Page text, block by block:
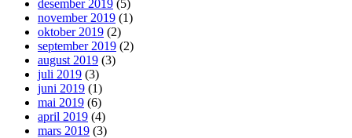
desember 2019 (5)
november 2019 (1)
oktober 2019 (2)
september 2019 (2)
august 2019 (3)
juli 2019 (3)
juni 2019 (1)
mai 2019 (6)
april 2019 (4)
mars 2019 (3)